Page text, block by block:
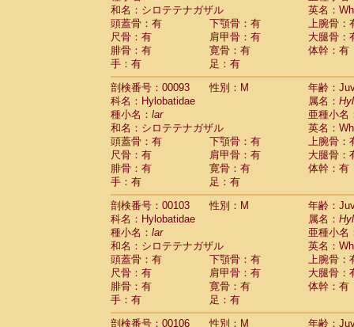
Atelidae Ateles belzebuth
Atelidae Ateles geoffroyi
Atelidae Ateles paniscus
Atelidae Atelesspp.
Atelidae Lagothrix lagothricha
AtelidaeLagothrix lagothricha cana(0)
Pitheciidae
Cacajao calvus
Pitheciidae
Callicebus cupreus(0)
Pitheciidae Callicebus donacophilus(0)
PitheciidaeCallicebus moloch(0)
Pitheciidae Callicebus torquatus(0)
Pitheciidae Callicebus
Pitheciidae Chiropotes satanas
Pitheciidae Pithecia monachus
Pitheciidae Pithecia pithecia (0)
Cercopithecidae Cercocebus agilis (0)
Cercopithecidae
Cercocebus
Cercopithecidae
Cercocebus
CercopithecidaeCercocebus
CercopithecidaeCercocebus
CercopithecidaeCercocebus hybrid(0)
CercopithecidaeCercocebus
CercopithecidaeLophocebus
和名：シロテテナガザル
英名：
頭蓋骨：有
下顎骨：有
上腕骨：
尺骨：有
肩甲骨：有
大腿骨：
腓骨：有
寛骨：有
体幹：有
手：有
足：有
剖検番号：00093
性別：M
年齢：
科名：Hylobatidae
属名：
種小名： lar
亜種小名
和名：シロテテナガザル
英名：
頭蓋骨：有
下顎骨：有
上腕骨：
尺骨：有
肩甲骨：有
大腿骨：
腓骨：有
寛骨：有
体幹：有
手：有
足：有
剖検番号：00103
性別：M
年齢：
科名：Hylobatidae
属名：
種小名： lar
亜種小名
和名：シロテテナガザル
英名：
頭蓋骨：有
下顎骨：有
上腕骨：
尺骨：有
肩甲骨：有
大腿骨：
腓骨：有
寛骨：有
体幹：有
手：有
足：有
剖検番号：00106
性別：M
年齢：